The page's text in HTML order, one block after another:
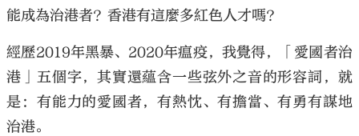
能成為治港者？香港有這麼多紅色人才嗎？
經歷2019年黑暴、2020年瘟疫，我覺得，「愛國者治
港」五個字，其實還蘊含一些弦外之音的形容詞，就
是：有能力的愛國者，有熱忱、有擔當、有勇有謀地
治港。